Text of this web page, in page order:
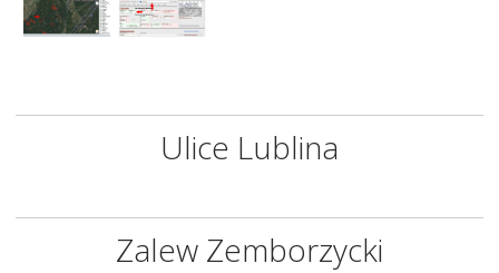
Ulice Lublina
Zalew Zemborzycki